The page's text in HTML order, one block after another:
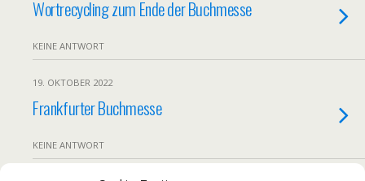
Wortrecycling zum Ende der Buchmesse
KEINE ANTWORT
19. OKTOBER 2022
Frankfurter Buchmesse
KEINE ANTWORT